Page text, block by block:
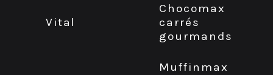
Vital
Chocomax
carrés
gourmands
Muffinmax